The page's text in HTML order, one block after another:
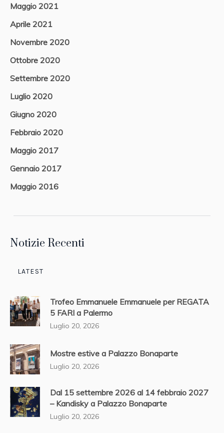
Maggio 2021
Aprile 2021
Novembre 2020
Ottobre 2020
Settembre 2020
Luglio 2020
Giugno 2020
Febbraio 2020
Maggio 2017
Gennaio 2017
Maggio 2016
Notizie Recenti
LATEST
Trofeo Emmanuele Emmanuele per REGATA
5 FARI a Palermo
Luglio 20, 2026
Mostre estive a Palazzo Bonaparte
Luglio 20, 2026
Dal 15 settembre 2026 al 14 febbraio 2027
– Kandisky a Palazzo Bonaparte
Luglio 20, 2026